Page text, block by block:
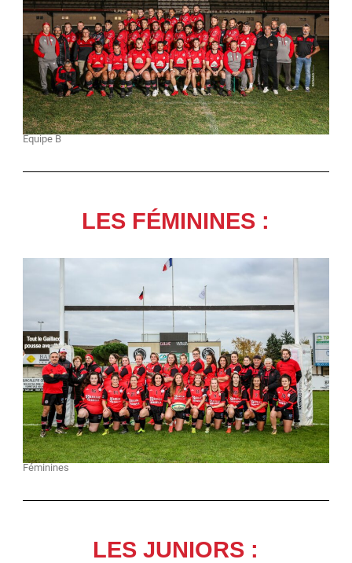
Équipe B
LES FÉMININES :
Féminines
LES JUNIORS :